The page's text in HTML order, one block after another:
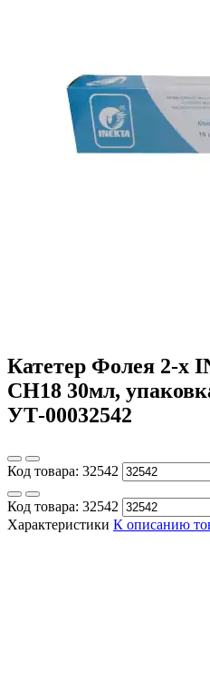
Катетер Фолея 2-
CH18 30мл,
УТ-00032542
Код товара: 32542
Код товара: 32542
Характеристики К описанию